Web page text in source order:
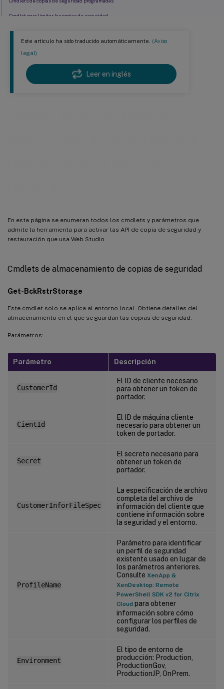
Este artículo ha sido traducido automáticamente. (Aviso
legal)
Leer en inglés
En esta página se enumeran todos los cmdlets y parámetros que
admite la herramienta para activar las API de copia de seguridad y
restauración que usa Web Studio.
Cmdlets de almacenamiento de copias de seguridad
Get-BckRstrStorage
Este cmdlet solo se aplica al entorno local. Obtiene detalles del
almacenamiento en el que se guardan las copias de seguridad.
Parámetros:
Parámetro Descripción
CustomerId
El ID de cliente necesario
para obtener un token de
portador.
CientId
El ID de máquina cliente
necesario para obtener un
token de portador.
Secret
El secreto necesario para
obtener un token de
portador.
CustomerInforFileSpec
La especificación de archivo
completa del archivo de
información del cliente que
contiene información sobre
la seguridad y el entorno.
ProfileName
Parámetro para identificar
un perfil de seguridad
existente usado en lugar de
los parámetros anteriores.
Consulte XenApp &
XenDesktop: Remote
PowerShell SDK v2 for Citrix
Cloud para obtener
información sobre cómo
configurar los perfiles de
seguridad.
Environment
El tipo de entorno de
producción: Production,
ProductionGov,
ProductionJP, OnPrem.
Cmdlet para limitar las copias de seguridad
Cmdlet para restaurar